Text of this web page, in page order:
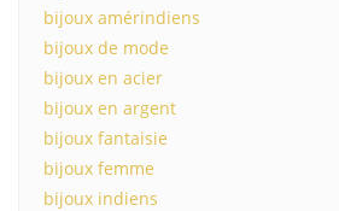
bijoux amérindiens
bijoux de mode
bijoux en acier
bijoux en argent
bijoux fantaisie
bijoux femme
bijoux indiens